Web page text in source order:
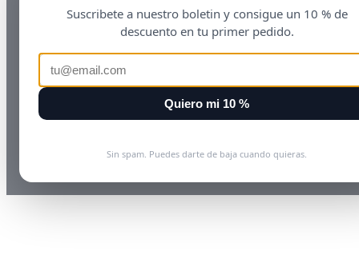
Suscribete a nuestro boletin y consigue un 10 % de
descuento en tu primer pedido.
Quiero mi 10 %
Sin spam. Puedes darte de baja cuando quieras.